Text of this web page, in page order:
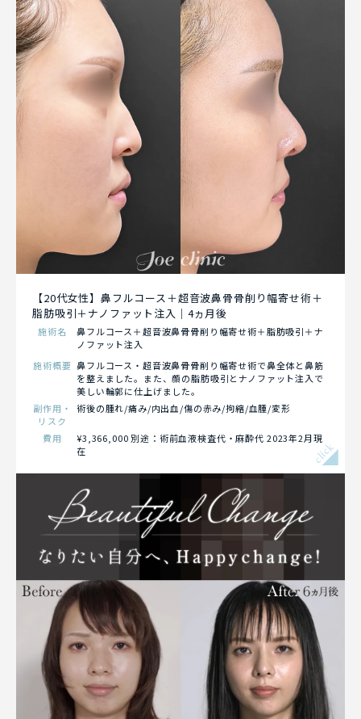
【20代女性】鼻フルコース＋超音波鼻骨骨削り幅寄せ術＋
脂肪吸引＋ナノファット注入｜4ヵ月後
施術名
鼻フルコース＋超音波鼻骨骨削り幅寄せ術＋脂肪吸引＋ナ
ノファット注入
施術概要 鼻フルコース・超音波鼻骨骨削り幅寄せ術で鼻全体と鼻筋
を整えました。また、顔の脂肪吸引とナノファット注入で
美しい輪郭に仕上げました。
副作用・
リスク
術後の腫れ/痛み/内出血/傷の赤み/拘縮/血腫/変形
費用
¥3,366,000 別途：術前血液検査代・麻酔代 2023年2月現
在
click